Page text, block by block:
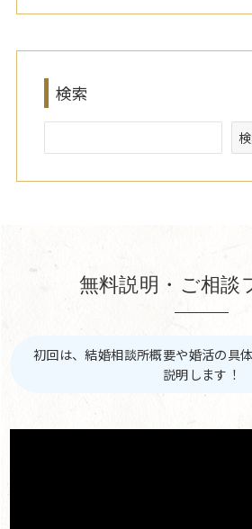
検索
無料説明・ご相談
初回は、結婚相談所概要や婚活の具
説明します！